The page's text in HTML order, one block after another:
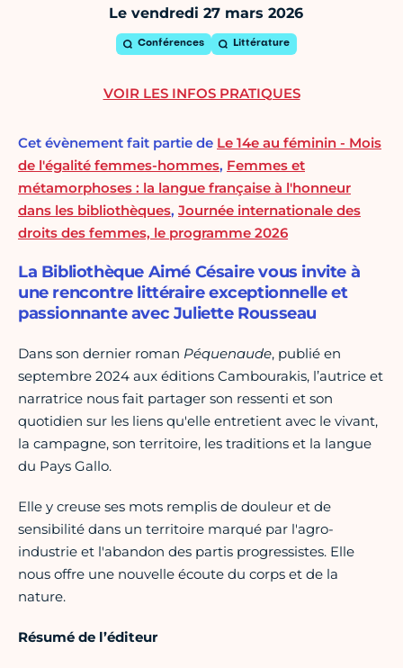
Le vendredi 27 mars 2026
Conférences Littérature
Cet évènement fait partie de Le 14e au féminin - Mois
de l'égalité femmes-hommes, Femmes et
métamorphoses : la langue française à l'honneur
dans les bibliothèques, Journée internationale des
droits des femmes, le programme 2026
La Bibliothèque Aimé Césaire vous invite à
une rencontre littéraire exceptionnelle et
passionnante avec Juliette Rousseau
Dans son dernier roman Péquenaude, publié en
septembre 2024 aux éditions Cambourakis, l’autrice et
narratrice nous fait partager son ressenti et son
quotidien sur les liens qu'elle entretient avec le vivant,
la campagne, son territoire, les traditions et la langue
du Pays Gallo.
Elle y creuse ses mots remplis de douleur et de
sensibilité dans un territoire marqué par l'agro-
industrie et l'abandon des partis progressistes. Elle
nous offre une nouvelle écoute du corps et de la
nature.
Résumé de l’éditeur
VOIR LES INFOS PRATIQUES